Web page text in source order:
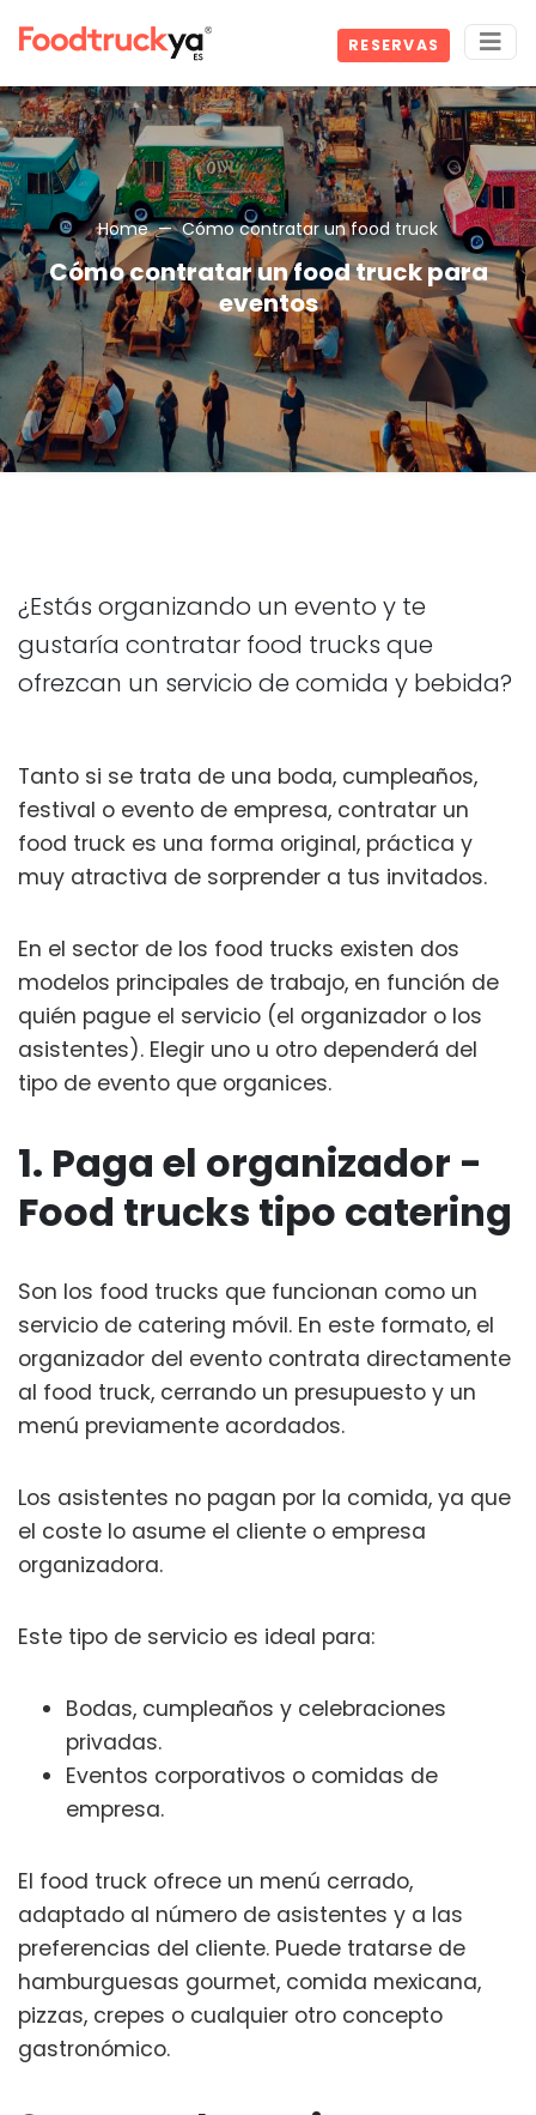
RESERVAS
Home Cómo contratar un food truck
Cómo contratar un food truck para
eventos
¿Estás organizando un evento y te
gustaría contratar food trucks que
ofrezcan un servicio de comida y bebida?
Tanto si se trata de una boda, cumpleaños,
festival o evento de empresa, contratar un
food truck es una forma original, práctica y
muy atractiva de sorprender a tus invitados.
En el sector de los food trucks existen dos
modelos principales de trabajo, en función de
quién pague el servicio (el organizador o los
asistentes). Elegir uno u otro dependerá del
tipo de evento que organices.
1. Paga el organizador -
Food trucks tipo catering
Son los food trucks que funcionan como un
servicio de catering móvil. En este formato, el
organizador del evento contrata directamente
al food truck, cerrando un presupuesto y un
menú previamente acordados.
Los asistentes no pagan por la comida, ya que
el coste lo asume el cliente o empresa
organizadora.
Este tipo de servicio es ideal para:
Bodas, cumpleaños y celebraciones
privadas.
Eventos corporativos o comidas de
empresa.
El food truck ofrece un menú cerrado,
adaptado al número de asistentes y a las
preferencias del cliente. Puede tratarse de
hamburguesas gourmet, comida mexicana,
pizzas, crepes o cualquier otro concepto
gastronómico.